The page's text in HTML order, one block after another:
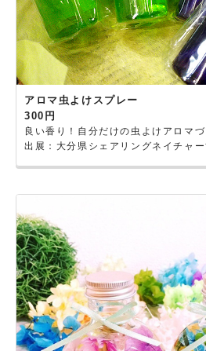
アロマ虫よけスプレー
300円
良い香り！自分だけの虫よけアロマ
出展：大分県シェアリングネイチャ